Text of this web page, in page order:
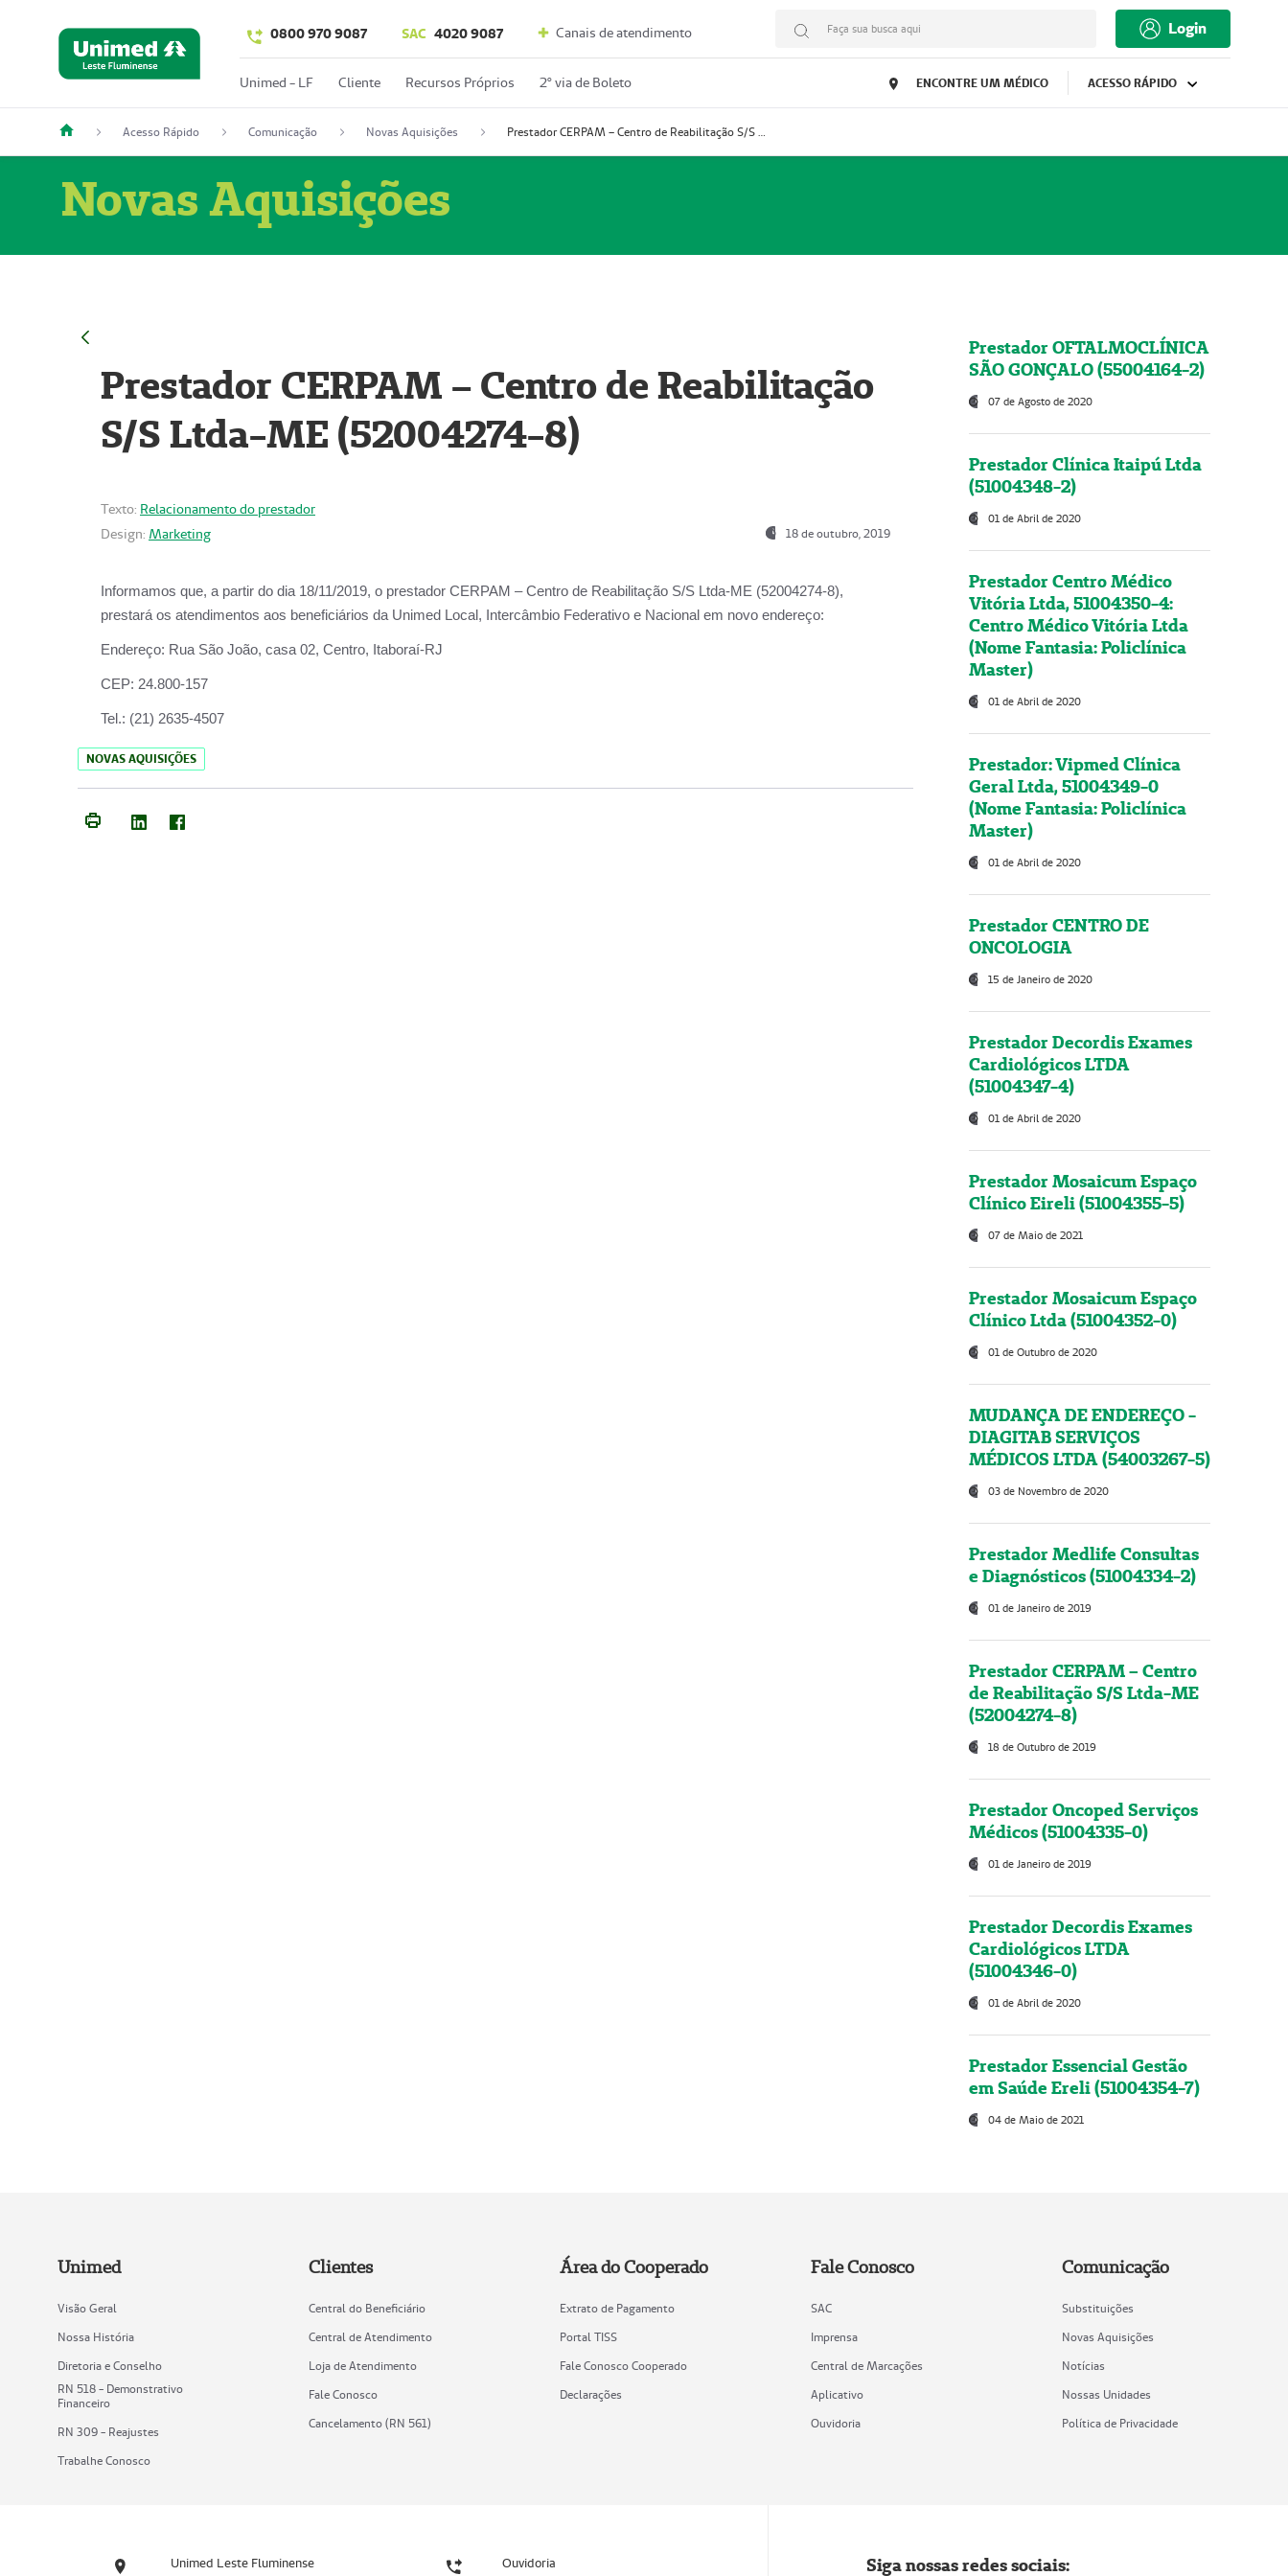
0800 970 9087 SAC 4020 9087 Canais de atendimento Faça sua busca aqui Login
Unimed - LF Cliente Recursos Próprios 2º via de Boleto ENCONTRE UM MÉDICO ACESSO RÁPIDO
Acesso Rápido Comunicação Novas Aquisições Prestador CERPAM – Centro de Reabilitação S/S Ltda-ME (52004274-8)
Novas Aquisições
Prestador CERPAM – Centro de Reabilitação
S/S Ltda-ME (52004274-8)
Texto: Relacionamento do prestador
Design: Marketing 18 de outubro, 2019
Informamos que, a partir do dia 18/11/2019, o prestador CERPAM – Centro de Reabilitação S/S Ltda-ME (52004274-8),
prestará os atendimentos aos beneficiários da Unimed Local, Intercâmbio Federativo e Nacional em novo endereço:
Endereço: Rua São João, casa 02, Centro, Itaboraí-RJ
CEP: 24.800-157
Tel.: (21) 2635-4507
NOVAS AQUISIÇÕES
Prestador OFTALMOCLÍNICA
SÃO GONÇALO (55004164-2)
07 de Agosto de 2020
Prestador Clínica Itaipú Ltda
(51004348-2)
01 de Abril de 2020
Prestador Centro Médico
Vitória Ltda, 51004350-4:
Centro Médico Vitória Ltda
(Nome Fantasia: Policlínica
Master)
01 de Abril de 2020
Prestador: Vipmed Clínica
Geral Ltda, 51004349-0
(Nome Fantasia: Policlínica
Master)
01 de Abril de 2020
Prestador CENTRO DE
ONCOLOGIA
15 de Janeiro de 2020
Prestador Decordis Exames
Cardiológicos LTDA
(51004347-4)
01 de Abril de 2020
Prestador Mosaicum Espaço
Clínico Eireli (51004355-5)
07 de Maio de 2021
Prestador Mosaicum Espaço
Clínico Ltda (51004352-0)
01 de Outubro de 2020
MUDANÇA DE ENDEREÇO -
DIAGITAB SERVIÇOS
MÉDICOS LTDA (54003267-5)
03 de Novembro de 2020
Prestador Medlife Consultas
e Diagnósticos (51004334-2)
01 de Janeiro de 2019
Prestador CERPAM – Centro
de Reabilitação S/S Ltda-ME
(52004274-8)
18 de Outubro de 2019
Prestador Oncoped Serviços
Médicos (51004335-0)
01 de Janeiro de 2019
Prestador Decordis Exames
Cardiológicos LTDA
(51004346-0)
01 de Abril de 2020
Prestador Essencial Gestão
em Saúde Ereli (51004354-7)
04 de Maio de 2021
Unimed
Visão Geral
Nossa História
Diretoria e Conselho
RN 518 - Demonstrativo
Financeiro
RN 309 - Reajustes
Trabalhe Conosco
Clientes
Central do Beneficiário
Central de Atendimento
Loja de Atendimento
Fale Conosco
Cancelamento (RN 561)
Área do Cooperado
Extrato de Pagamento
Portal TISS
Fale Conosco Cooperado
Declarações
Fale Conosco
SAC
Imprensa
Central de Marcações
Aplicativo
Ouvidoria
Comunicação
Substituições
Novas Aquisições
Notícias
Nossas Unidades
Política de Privacidade
Unimed Leste Fluminense Ouvidoria Siga nossas redes sociais: